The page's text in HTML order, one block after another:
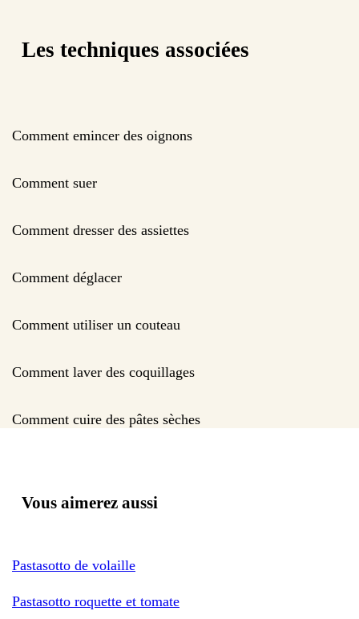
Les techniques associées
Comment emincer des oignons
Comment suer
Comment dresser des assiettes
Comment déglacer
Comment utiliser un couteau
Comment laver des coquillages
Comment cuire des pâtes sèches
Vous aimerez aussi
Pastasotto de volaille
Pastasotto roquette et tomate